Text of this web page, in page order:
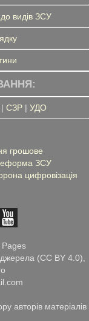
видів ЗСУ
СЗР| УДО
грошове
ЗСУ
цифровізація
(CC BY 4.0),
авторів матеріалів